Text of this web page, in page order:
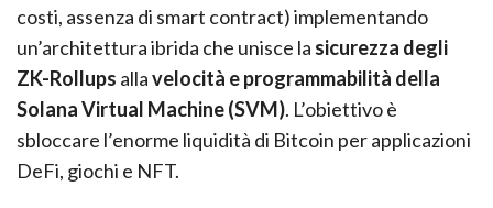
costi, assenza di smart contract) implementando
un’architettura ibrida che unisce la sicurezza degli
ZK-Rollups allavelocità e programmabilità della
Solana Virtual Machine (SVM). L’obiettivo è
sbloccare l’enorme liquidità di Bitcoin per applicazioni
DeFi, giochi e NFT.